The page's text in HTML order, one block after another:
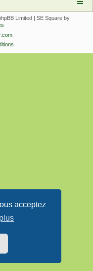
acceptez
Limited | SE Square by